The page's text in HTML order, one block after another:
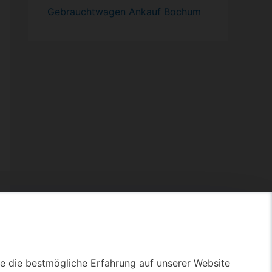
die bestmögliche Erfahrung auf unserer Website
die bestmögliche Erfahrung auf unserer Website
Gebrauchtwagen Ankauf Bochum